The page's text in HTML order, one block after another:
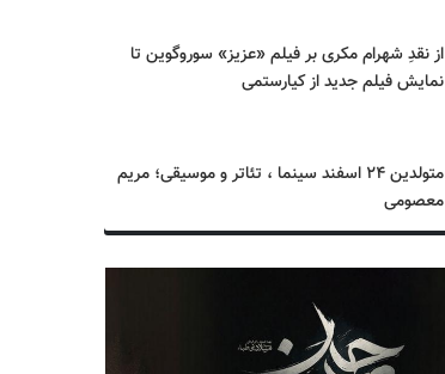
از نقدِ شهرام مکری بر فیلم «عزیز» سوروگوین تا
نمایش فیلم جدید از کیارستمی
متولدین ۲۴ اسفند سینما ، تئاتر و موسیقی؛ مریم
معصومی